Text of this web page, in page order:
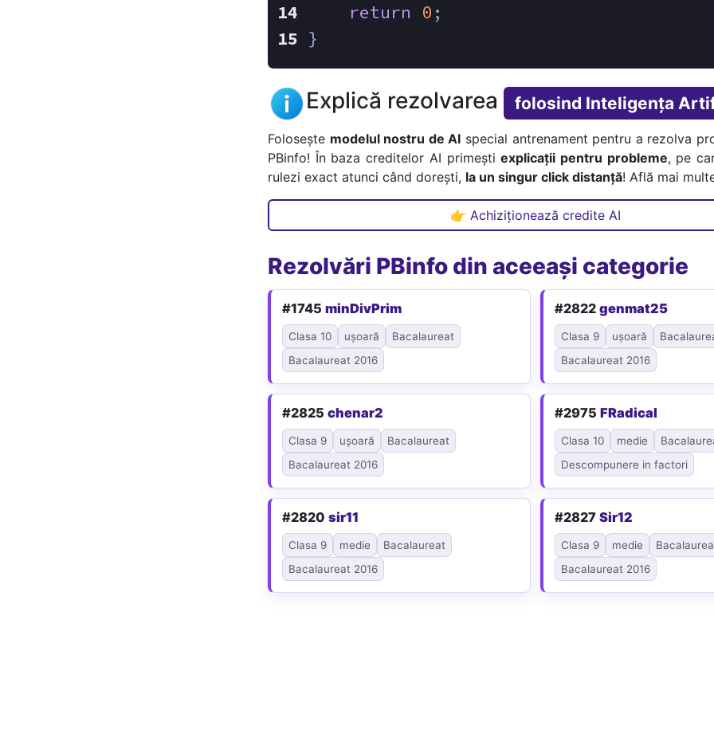
return
0 ;
}
Explică rezolvarea folosind Inteligența
Folosește modelul nostru de AI special antrenament pentru a rezolva
PBinfo! În baza creditelor AI primeștiexplicații pentru probleme, pe
rulezi exact atunci când dorești, la un singur click distanță! Află mai
👉 Achiziționează credite AI
Rezolvări PBinfo din aceeași categorie
#1745 minDivPrim
Clasa 10 ușoară
Bacalaureat
Bacalaureat 2016
#2822 genmat25
Clasa 9 ușoară
Bacalaureat 2016
#2825 chenar2
Clasa 9 ușoară
Bacalaureat
Bacalaureat 2016
#2975 FRadical
Clasa 10 medie
Descompunere in factori
#2820 sir11
Clasa 9 medie
Bacalaureat
Bacalaureat 2016
#2827 Sir12
Clasa 9 medie
Bacalaureat 2016